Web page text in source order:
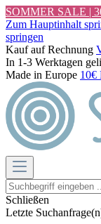
SOMMER SALE |
Zum Hauptinhalt
springen
Kauf auf Rechnung
In 1-3 Werktagen
Made in Europe 10€
Schließen
Letzte